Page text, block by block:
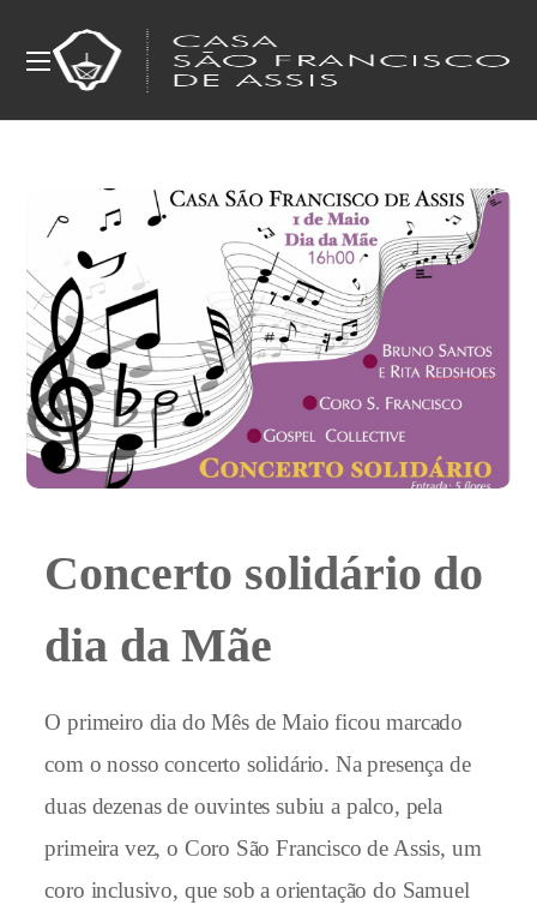
Concerto solidário do
dia da Mãe
O primeiro dia do Mês de Maio ficou marcado
com o nosso concerto solidário. Na presença de
duas dezenas de ouvintes subiu a palco, pela
primeira vez, o Coro São Francisco de Assis, um
coro inclusivo, que sob a orientação do Samuel